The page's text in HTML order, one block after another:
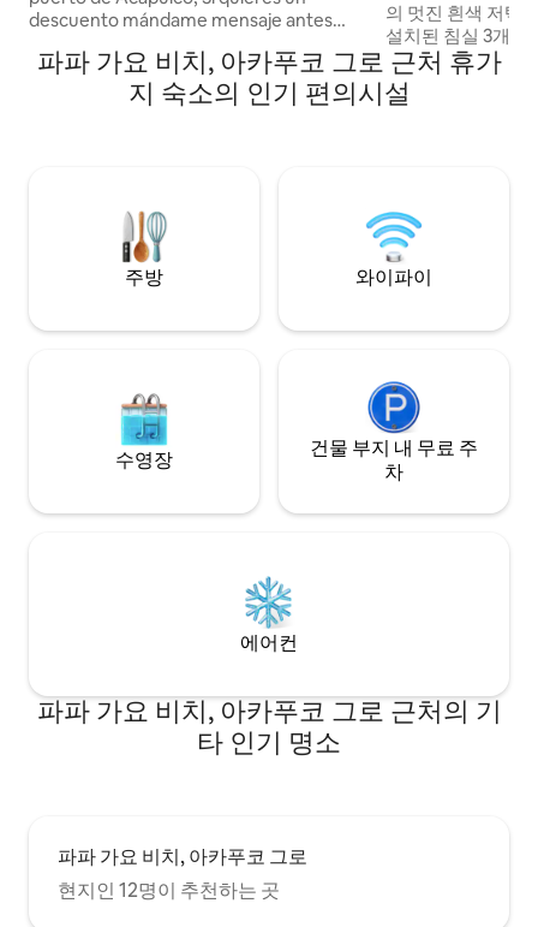
descuento mándame mensaje antes
entregarte factura sin ningún problema,
se paga aparte directo conmigo Me
cobran el 16% de la cantidad que quieras
의 멋진 흰색 저택.
설치된 침실 3개,
사 공간, 태평양의
습니다. 차량으로
차 공간 2개가 있
있습니다.
파파 가요 비치, 아카푸코 그로 근처 휴가
지 숙소의 인기 편의시설
주방 와이파이
수영장
건물 부지 내 무료 주
차
에어컨
파파 가요 비치, 아카푸코 그로 근처의 기
타 인기 명소
파파 가요 비치, 아카푸코 그로
현지인 12명이 추천하는 곳